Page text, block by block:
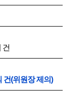
건
건(위원장 제의)